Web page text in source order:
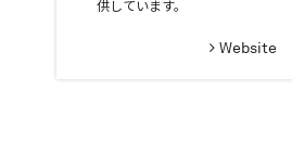
供しています。
Website